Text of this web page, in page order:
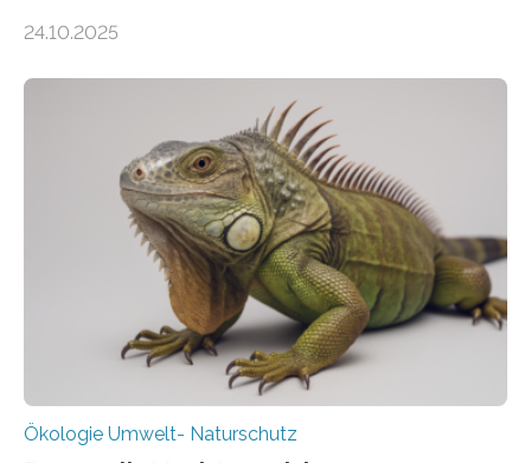
vergangenen fünf Jahren von Wissenschaftlerinnen
heutigen Donnerstag übergeben sie ihren Bericht zur
Aufbauphase an den Auftraggeber, das
Bundesministerium für Landwirtschaft, Ernährung und
Heimat. Braunschweig/Eberswalde (23. Oktober 2025).
Ein Netz aus 155 Messstationen spannt sich neuerdings
über Deutschlands Moorböden. Eingerichtet wurden sie
in den vergangenen fünf Jahren von
Wissenschaftlerinnen und Wissenschaftlern des
Thünen-Instituts für Agrarklimaschutz…
24.10.2025
Ökologie Umwelt- Naturschutz